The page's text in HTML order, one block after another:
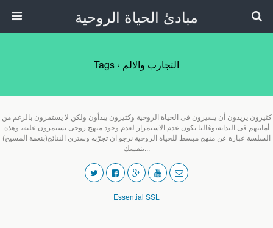
مبادئ الحياة الروحية
Tags › التجارب والالم
كثيرون يريدون أن يسيرون فى الحياة الروحية وكثيرون يبدأون ولكن لا يستمرون بالرغم من
أمانتهم فى البداية،وغالبا يكون عدم الاستمرار لعدم وجود منهج روحى يستمرون عليه، وهذه
السلسة عبارة عن منهج مبسط للحياة الروحية نرجو ان تجرّبه وسترى النتائج(بنعمة المسيح)
بنفسك...
Essential SSL